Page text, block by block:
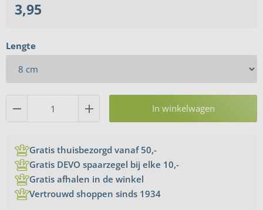
3,95
Lengte
In winkelwagen
Gratis thuisbezorgd vanaf 50,-
Gratis DEVO spaarzegel bij elke 10,-
Gratis afhalen in de winkel
Vertrouwd shoppen sinds 1934